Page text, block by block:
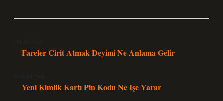
Önceki Yazı
Fareler Cirit Atmak Deyimi Ne Anlama Gelir
Sonraki Yazı
Yeni Kimlik Kartı Pin Kodu Ne Işe Yarar